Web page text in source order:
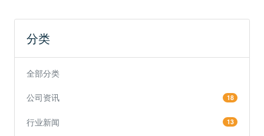
分类
全部分类
公司资讯 18
行业新闻 13